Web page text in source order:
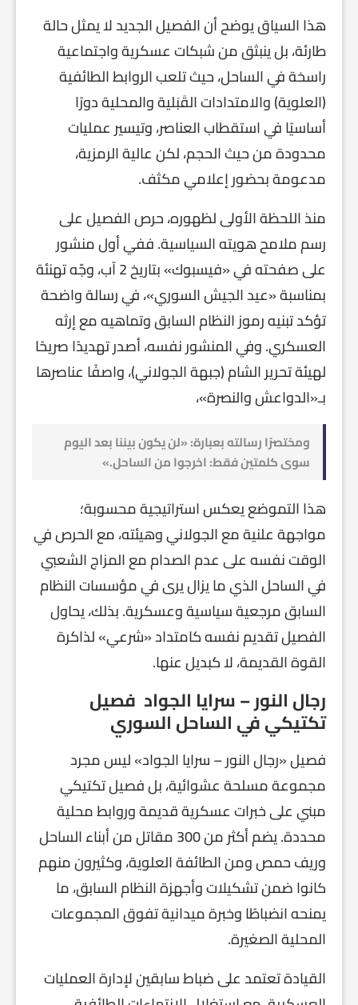
هذا السياق يوضح أن الفصيل الجديد لا يمثل حالة
طارئة، بل ينبثق من شبكات عسكرية واجتماعية
راسخة في الساحل، حيث تلعب الروابط الطائفية
(العلوية) والامتدادات القَبَلية والمحلية دورًا
أساسيًا في استقطاب العناصر، وتيسير عمليات
محدودة من حيث الحجم، لكن عالية الرمزية،
مدعومة بحضور إعلامي مكثف.
منذ اللحظة الأولى لظهوره، حرص الفصيل على
رسم ملامح هويته السياسية. ففي أول منشور
على صفحته في «فيسبوك» بتاريخ 2 آب، وجّه تهنئة
بمناسبة «عيد الجيش السوري»، في رسالة واضحة
تؤكد تبنيه رموز النظام السابق وتماهيه مع إرثه
العسكري. وفي المنشور نفسه، أصدر تهديدًا صريحًا
لهيئة تحرير الشام (جبهة الجولاني)، واصفًا عناصرها
بـ«الدواعش والنصرة»،
ومختصرًا رسالته بعبارة: «لن يكون بيننا بعد اليوم
سوى كلمتين فقط: اخرجوا من الساحل.»
هذا التموضع يعكس استراتيجية محسوبة؛
مواجهة علنية مع الجولاني وهيئته، مع الحرص في
الوقت نفسه على عدم الصدام مع المزاج الشعبي
في الساحل الذي ما يزال يرى في مؤسسات النظام
السابق مرجعية سياسية وعسكرية. بذلك، يحاول
الفصيل تقديم نفسه كامتداد «شرعي» لذاكرة
القوة القديمة، لا كبديل عنها.
رجال النور – سرايا الجواد فصيل
تكتيكي في الساحل السوري
فصيل «رجال النور – سرايا الجواد» ليس مجرد
مجموعة مسلحة عشوائية، بل فصيل تكتيكي
مبني على خبرات عسكرية قديمة وروابط محلية
محددة. يضم أكثر من 300 مقاتل من أبناء الساحل
وريف حمص ومن الطائفة العلوية، وكثيرون منهم
كانوا ضمن تشكيلات وأجهزة النظام السابق، ما
يمنحه انضباطًا وخبرة ميدانية تفوق المجموعات
المحلية الصغيرة.
القيادة تعتمد على ضباط سابقين لإدارة العمليات